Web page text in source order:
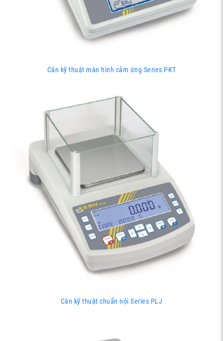
Cân kỹ thuật màn hình cảm ứng Series PKT
Cân kỹ thuật chuẩn nội Series PLJ